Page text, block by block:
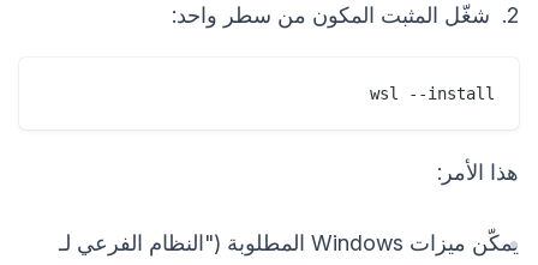
2. شغّل المثبت المكون من سطر واحد:
wsl --install
هذا الأمر:
يمكّن ميزات Windows المطلوبة ("النظام الفرعي لـ